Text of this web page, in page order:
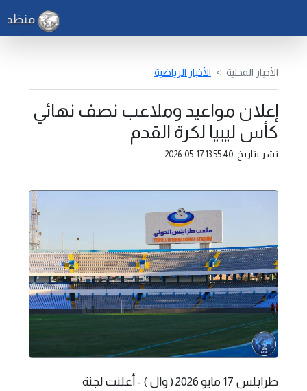
منظمة
الأخبار المحلية الأخبار الرياضية
إعلان مواعيد وملاعب نصف نهائي
كأس ليبيا لكرة القدم
نشر بتاريخ: 2026-05-17 13:55:40
طرابلس 17 مايو 2026 ( وال ) - أعلنت لجنة